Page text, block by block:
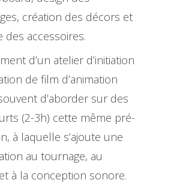
création des décors et
des accessoires.
d’un atelier d’initiation
de film d’animation
d’aborder sur des
(2-3h) cette même pré-
à laquelle s’ajoute une
au tournage, au
à la conception sonore.